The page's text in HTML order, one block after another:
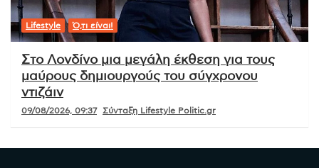
Lifestyle Ό,τι είναι!
Στο Λονδίνο μια μεγάλη έκθεση για τους
μαύρους δημιουργούς του σύγχρονου
ντιζάιν
09/08/2026, 09:37 Σύνταξη Lifestyle Politic.gr